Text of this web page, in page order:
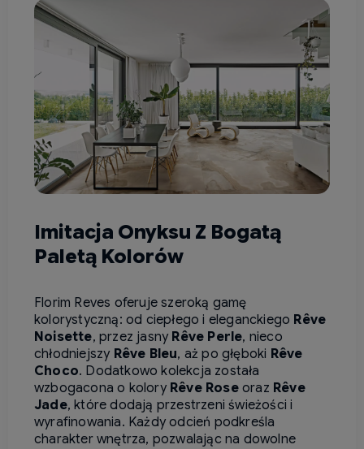
Imitacja Onyksu Z Bogatą
Paletą Kolorów
Florim Reves oferuje szeroką gamę
kolorystyczną: od ciepłego i eleganckiego Rêve
Noisette, przez jasny Rêve Perle, nieco
chłodniejszy Rêve Bleu, aż po głęboki Rêve
Choco. Dodatkowo kolekcja została
wzbogacona o kolory Rêve Roseoraz Rêve
Jade, które dodają przestrzeni świeżości i
wyrafinowania. Każdy odcień podkreśla
charakter wnętrza, pozwalając na dowolne